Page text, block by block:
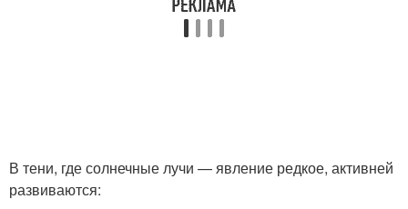
В тени, где солнечные лучи — явление редкое, активней
развиваются: